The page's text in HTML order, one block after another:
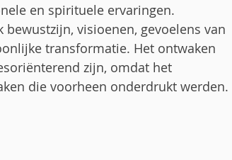
en spirituele ervaringen.
visioenen, gevoelens van
transformatie. Het ontwaken
zijn, omdat het
die voorheen onderdrukt werden.